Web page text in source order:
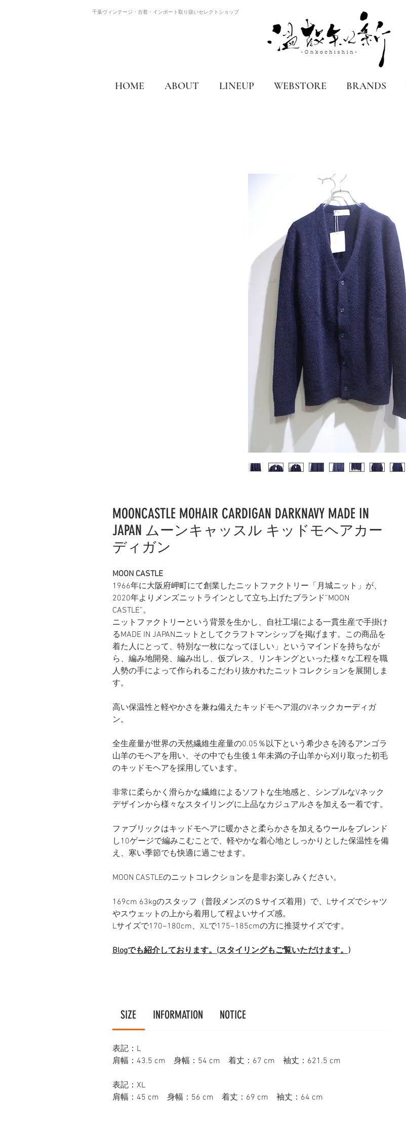
千葉ヴィンテージ・古着・インポート取り扱いセレクトショップ
HOME ABOUT LINEUP WEBSTORE BRANDS
MOONCASTLE MOHAIR CARDIGAN DARKNAVY MADE IN
JAPAN ムーンキャッスル キッドモヘアカー
ディガン
MOON CASTLE
1966年に大阪府岬町にて創業したニットファクトリー「月城ニット」が、
2020年よりメンズニットラインとして立ち上げたブランド”MOON
CASTLE”。
ニットファクトリーという背景を生かし、自社工場による一貫生産で手掛け
るMADE IN JAPANニットとしてクラフトマンシップを掲げます。この商品を
着た人にとって、特別な一枚になってほしい」というマインドを持ちなが
ら、編み地開発、編み出し、仮プレス、リンキングといった様々な工程を職
人勢の手によって作られるこだわり抜かれたニットコレクションを展開しま
す。
高い保温性と軽やかさを兼ね備えたキッドモヘア混のVネックカーディガ
ン。
全生産量が世界の天然繊維生産量の0.05％以下という希少さを誇るアンゴラ
山羊のモヘアを用い、その中でも生後１年未満の子山羊から刈り取った初毛
のキッドモヘアを採用しています。
非常に柔らかく滑らかな繊維によるソフトな生地感と、シンプルなVネック
デザインから様々なスタイリングに上品なカジュアルさを加える一着です。
ファブリックはキッドモヘアに暖かさと柔らかさを加えるウールをブレンド
し10ゲージで編みこむことで、軽やかな着心地としっかりとした保温性を備
え、寒い季節でも快適に過ごせます。
MOON CASTLEのニットコレクションを是非お楽しみください。
169cm 63kgのスタッフ（普段メンズのＳサイズ着用）で、Lサイズでシャツ
やスウェットの上から着用して程よいサイズ感。
Lサイズで170~180cm、XLで175~185cmの方に推奨サイズです。
Blogでも紹介しております。(スタイリングもご覧いただけます。)
SIZE INFORMATION NOTICE
表記：L
肩幅：43.5 cm 身幅：54 cm 着丈：67 cm 袖丈：621.5 cm
表記：XL
肩幅：45 cm 身幅：56 cm 着丈：69 cm 袖丈：64 cm